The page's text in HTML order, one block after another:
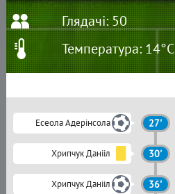
Глядачі: 50
Температура: 14°C
Есеола Адерінсола 27'
Хрипчук Данііл 30'
Хрипчук Данііл 36'